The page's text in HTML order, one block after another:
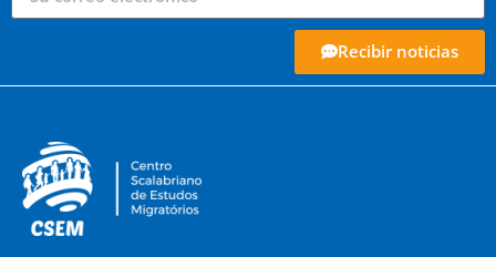
Recibir noticias